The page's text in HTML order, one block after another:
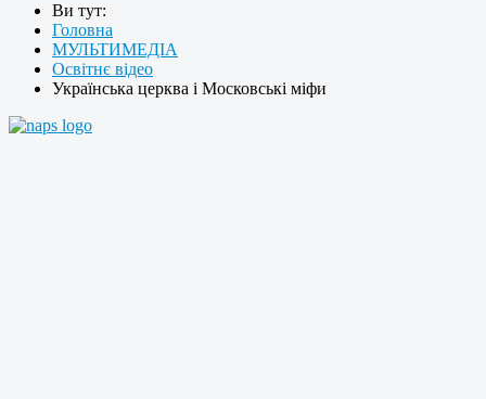
Ви тут:
Головна
МУЛЬТИМЕДІА
Освітнє відео
Українська церква і Московські міфи